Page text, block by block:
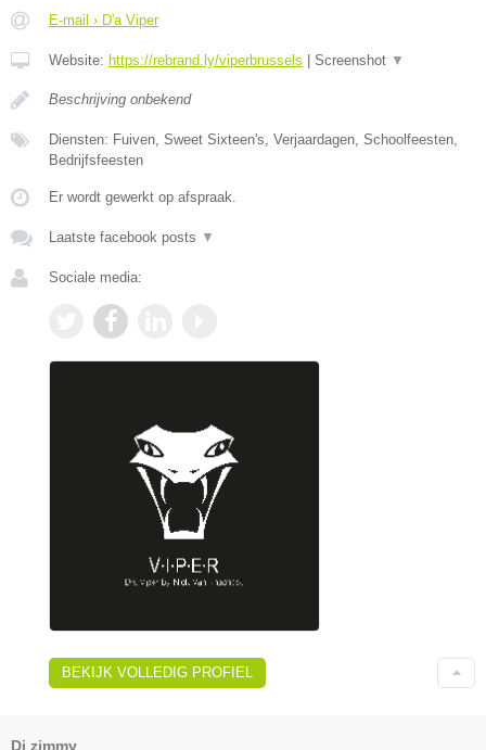
E-mail › D'a Viper
Website: https://rebrand.ly/viperbrussels Screenshot ▼
Beschrijving onbekend
Diensten: Fuiven, Sweet Sixteen's, Verjaardagen, Schoolfeesten,
Bedrijfsfeesten
Er wordt gewerkt op afspraak.
Laatste facebook posts ▼
Sociale media:
BEKIJK VOLLEDIG PROFIEL
Dj zimmy